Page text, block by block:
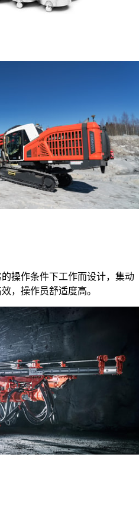
操作条件下工作而设计，集动
，操作员舒适度高。